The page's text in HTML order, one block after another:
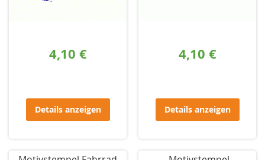
4,10 €
Details anzeigen
4,10 €
Details anzeigen